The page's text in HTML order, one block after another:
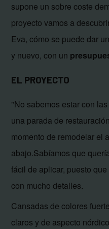
supone un sobre coste
proyecto vamos a
Eva, cómo se puede dar
y nuevo, con un
EL PROYECTO
"No sabemos estar con
una parada de
momento de remodelar el
abajo.Sabíamos que
fácil de aplicar, puesto
con mucho detalles.
Cansadas de colores
claros y de aspecto